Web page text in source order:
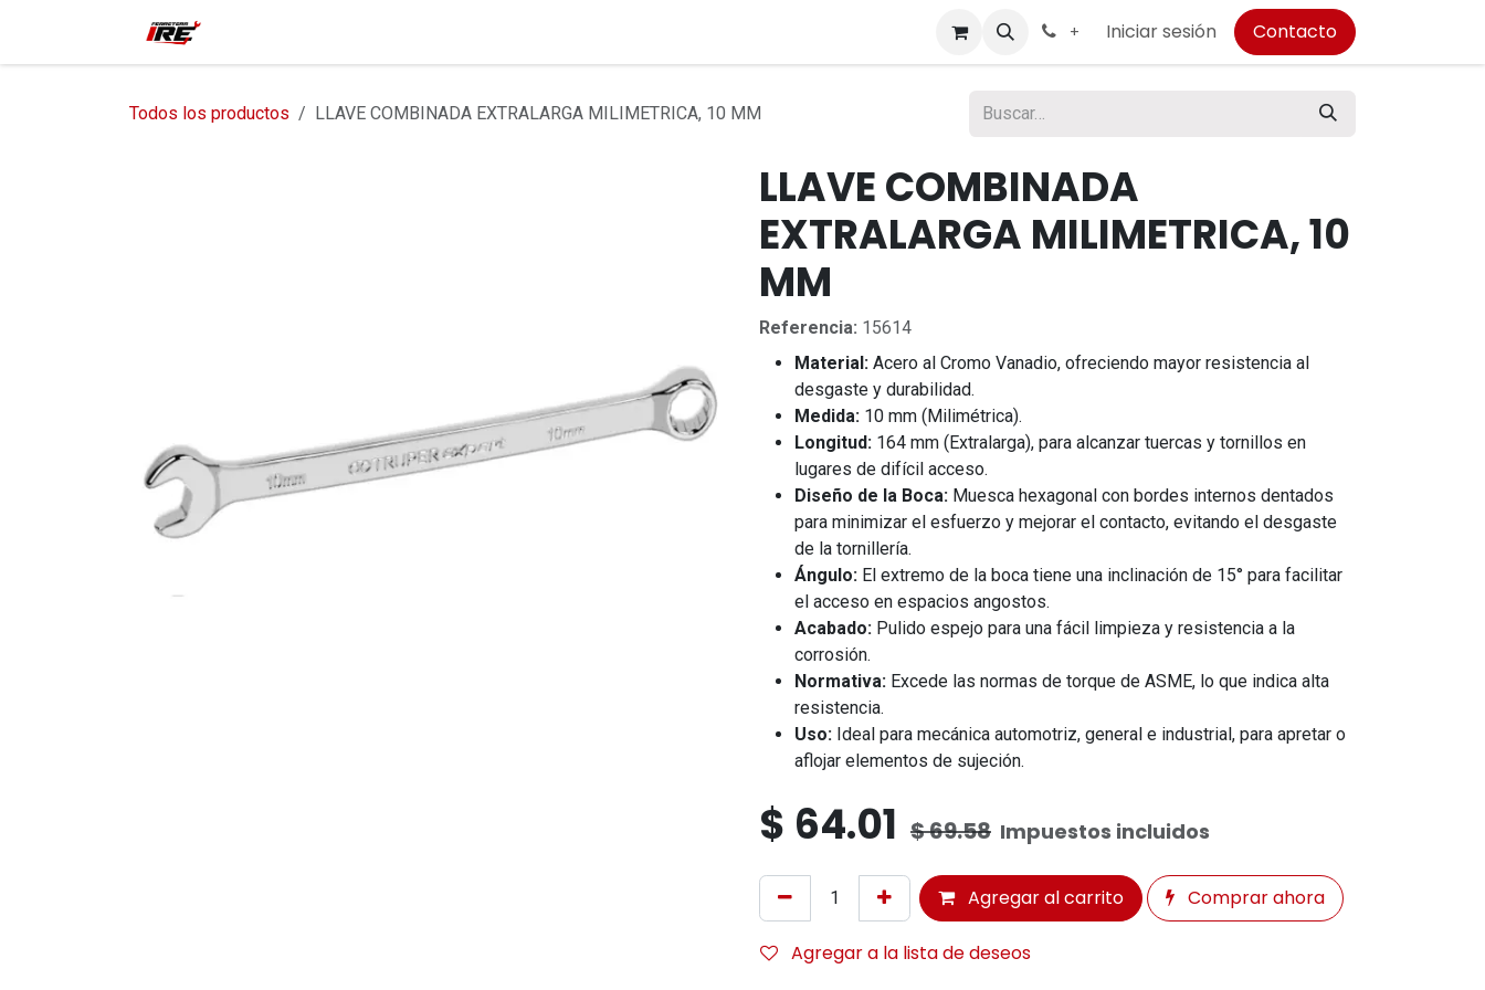
+ Iniciar sesión Contacto
Todos los productos LLAVE COMBINADA EXTRALARGA MILIMETRICA, 10 MM
LLAVE COMBINADA
EXTRALARGA MILIMETRICA, 10
MM
Referencia: 15614
Material: Acero al Cromo Vanadio, ofreciendo mayor resistencia al
desgaste y durabilidad.
Medida: 10 mm (Milimétrica).
Longitud: 164 mm (Extralarga), para alcanzar tuercas y tornillos en
lugares de difícil acceso.
Diseño de la Boca: Muesca hexagonal con bordes internos dentados
para minimizar el esfuerzo y mejorar el contacto, evitando el desgaste
de la tornillería.
Ángulo: El extremo de la boca tiene una inclinación de 15° para facilitar
el acceso en espacios angostos.
Acabado: Pulido espejo para una fácil limpieza y resistencia a la
corrosión.
Normativa: Excede las normas de torque de ASME, lo que indica alta
resistencia.
Uso: Ideal para mecánica automotriz, general e industrial, para apretar o
aflojar elementos de sujeción.
$ 64.01 $69.58 Impuestos incluidos
Agregar al carrito Comprar ahora
Agregar a la lista de deseos